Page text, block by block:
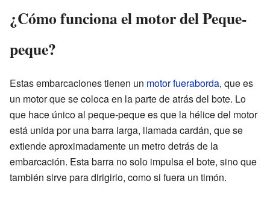
¿Cómo funciona el motor del Peque-
peque?
Estas embarcaciones tienen un motor fueraborda, que es
un motor que se coloca en la parte de atrás del bote. Lo
que hace único al peque-peque es que la hélice del motor
está unida por una barra larga, llamada cardán, que se
extiende aproximadamente un metro detrás de la
embarcación. Esta barra no solo impulsa el bote, sino que
también sirve para dirigirlo, como si fuera un timón.